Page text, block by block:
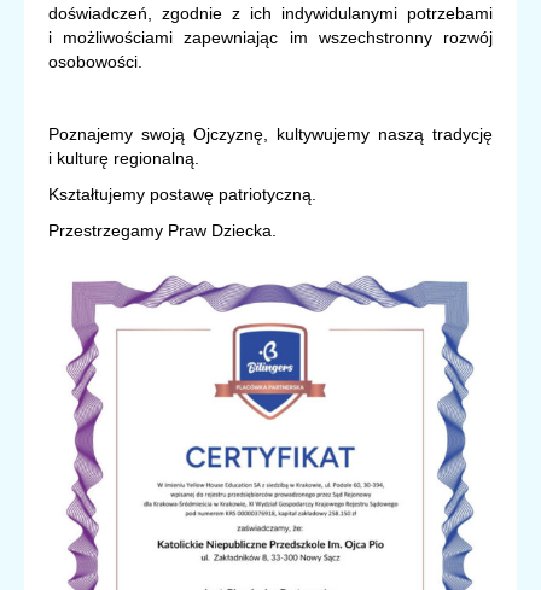
doświadczeń, zgodnie z ich indywidulanymi potrzebami
i możliwościami zapewniając im wszechstronny rozwój
osobowości.
Poznajemy swoją Ojczyznę, kultywujemy naszą tradycję
i kulturę regionalną.
Kształtujemy postawę patriotyczną.
Przestrzegamy Praw Dziecka.